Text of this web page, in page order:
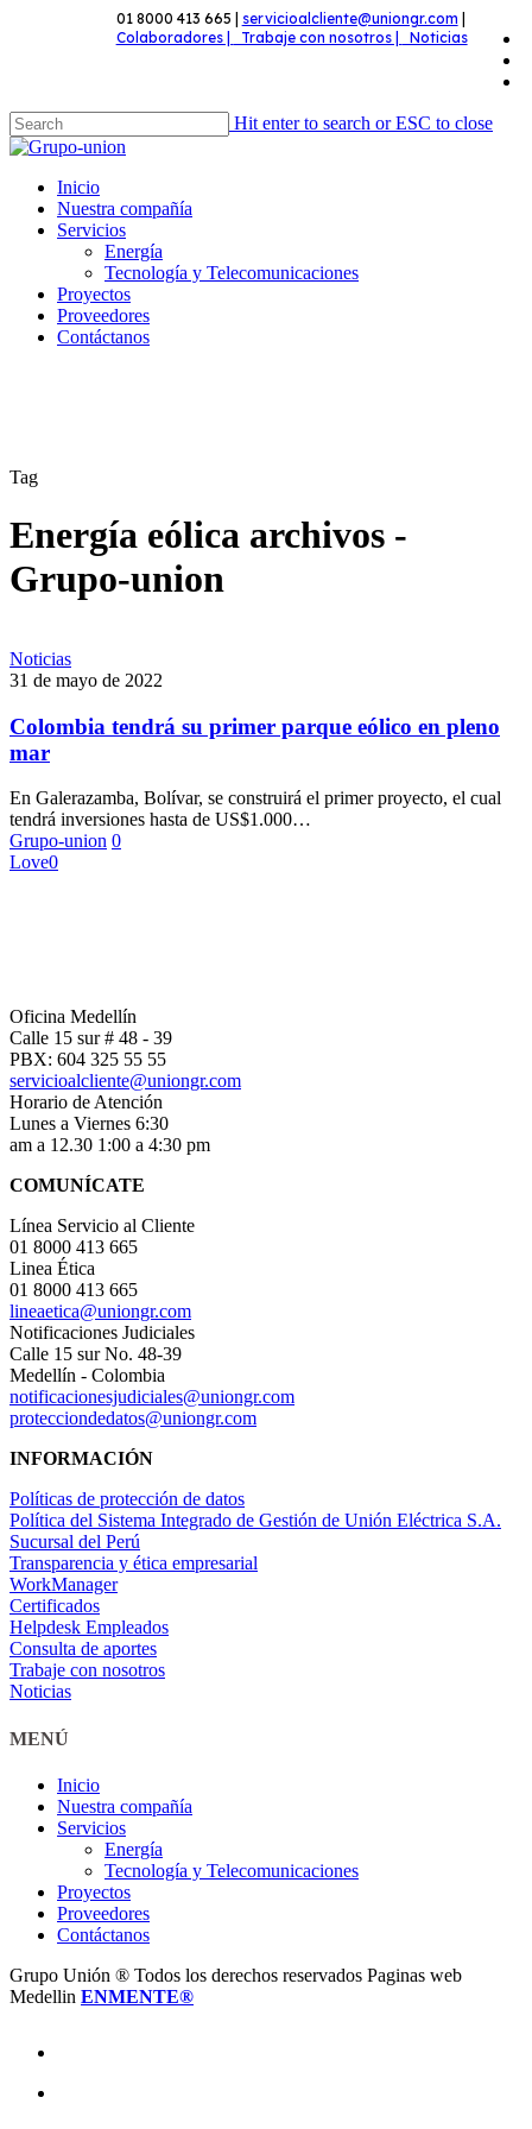
01 8000 413 665 | servicioalcliente@uniongr.com
Colaboradores |
Trabaje con nosotros | Noticias
Hit enter to search or ESC to close
Close
Menu
Inicio
Nuestra compañía
Servicios
Energía
Tecnología y Telecomunicaciones
Proyectos
Proveedores
Contáctanos
Tag
Energía eólica archivos -
Grupo-union
Noticias
31 de mayo de 2022
Colombia tendrá su primer parque eólico en pleno
mar
En Galerazamba, Bolívar, se construirá el primer proyecto, el cual
tendrá inversiones hasta de US$1.000…
Grupo-union 0
Love0
Oficina Medellín
Calle 15 sur # 48 - 39
PBX: 604 325 55 55
servicioalcliente@uniongr.com
Horario de Atención
Lunes a Viernes 6:30
am a 12.30 1:00 a 4:30 pm
COMUNÍCATE
Línea Servicio al Cliente
01 8000 413 665
Linea Ética
01 8000 413 665
lineaetica@uniongr.com
Notificaciones Judiciales
Calle 15 sur No. 48-39
Medellín - Colombia
notificacionesjudiciales@uniongr.com
protecciondedatos@uniongr.com
INFORMACIÓN
Políticas de protección de datos
Política del Sistema Integrado de Gestión de Unión Eléctrica S.A.
Sucursal del Perú
Transparencia y ética empresarial
WorkManager
Certificados
Helpdesk Empleados
Consulta de aportes
Trabaje con nosotros
Noticias
MENÚ
Inicio
Nuestra compañía
Servicios
Energía
Tecnología y Telecomunicaciones
Proyectos
Proveedores
Contáctanos
Grupo Unión ® Todos los derechos reservados Paginas web
Medellin ENMENTE®